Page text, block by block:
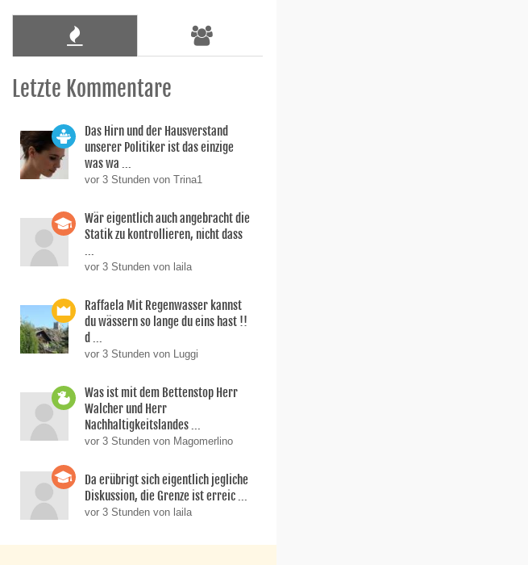
Letzte Kommentare
Das Hirn und der Hausverstand
unserer Politiker ist das einzige
was wa ...
vor 3 Stunden von Trina1
Wär eigentlich auch angebracht die
Statik zu kontrollieren, nicht dass
...
vor 3 Stunden von laila
Raffaela Mit Regenwasser kannst
du wässern so lange du eins hast !!
d ...
vor 3 Stunden von Luggi
Was ist mit dem Bettenstop Herr
Walcher und Herr
Nachhaltigkeitslandes ...
vor 3 Stunden von Magomerlino
Da erübrigt sich eigentlich jegliche
Diskussion, die Grenze ist erreic ...
vor 3 Stunden von laila